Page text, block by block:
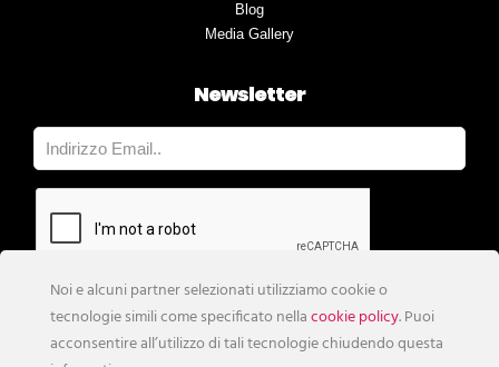
Blog
Media Gallery
Newsletter
Noi e alcuni partner selezionati utilizziamo cookie o
tecnologie simili come specificato nellacookie policy. Puoi
acconsentire all’utilizzo di tali tecnologie chiudendo questa